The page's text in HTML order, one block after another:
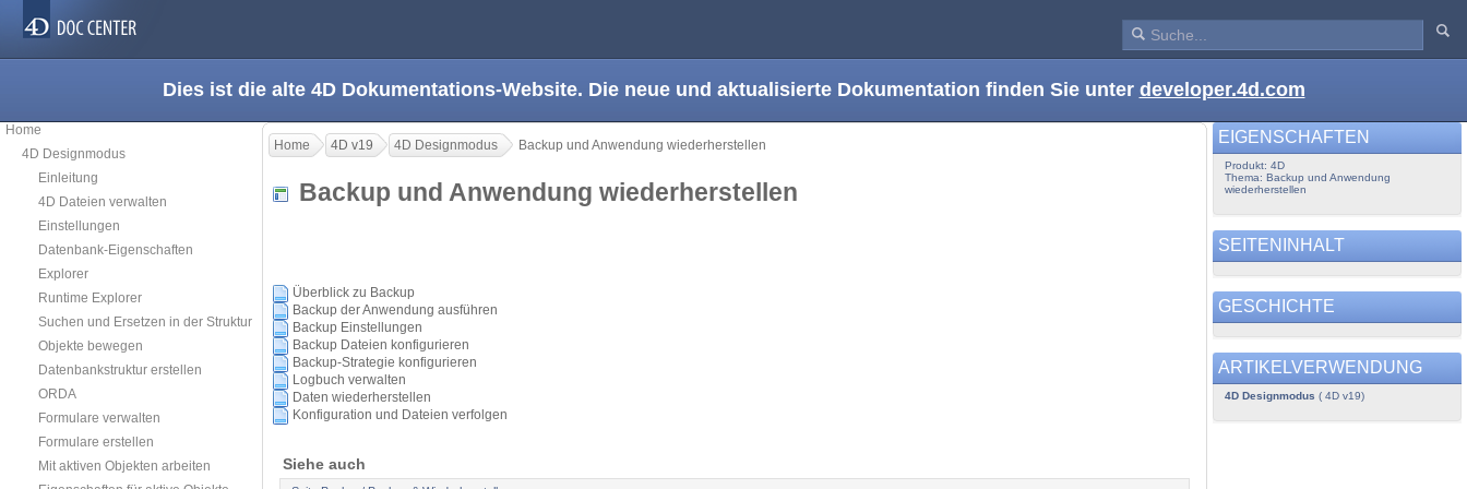
Dies ist die alte 4D Dokumentations-Website. Die neue und aktualisierte Dokumentation finden Sie unter developer.4d.com
Home
4D Designmodus
Einleitung
4D Dateien verwalten
Einstellungen
Datenbank-Eigenschaften
Explorer
Runtime Explorer
Suchen und Ersetzen in der Struktur
Objekte bewegen
Datenbankstruktur erstellen
ORDA
Formulare verwalten
Formulare erstellen
Mit aktiven Objekten arbeiten
Home 4D v19 4D Designmodus Backup und Anwendung wiederherstellen
Backup und Anwendung wiederherstellen
Überblick zu Backup
Backup der Anwendung ausführen
Backup Einstellungen
Backup Dateien konfigurieren
Backup-Strategie konfigurieren
Logbuch verwalten
Daten wiederherstellen
Konfiguration und Dateien verfolgen
Siehe auch
EIGENSCHAFTEN
Produkt: 4D
Thema: Backup und Anwendung
wiederherstellen
SEITENINHALT
GESCHICHTE
ARTIKELVERWENDUNG
4D Designmodus ( 4D v19)